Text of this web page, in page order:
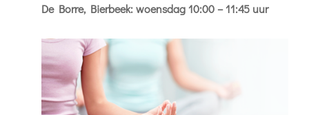
De Borre, Bierbeek: woensdag 10:00 – 11:45 uur